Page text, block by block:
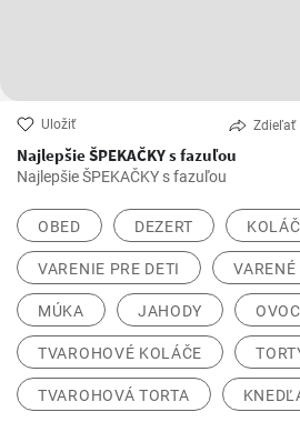
Uložiť Zdieľať
Najlepšie ŠPEKAČKY s fazuľou
Najlepšie ŠPEKAČKY s fazuľou
OBED DEZERT
VARENIE PRE DETI VARENÉ
MÚKA JAHODY
TVAROHOVÉ KOLÁČE
TVAROHOVÁ TORTA